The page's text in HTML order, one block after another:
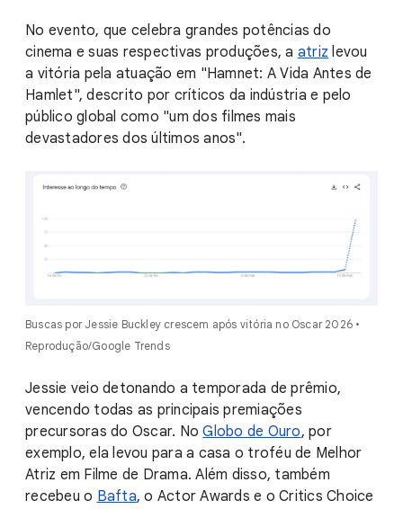
No evento, que celebra grandes potências do
cinema e suas respectivas produções, a atriz levou
a vitória pela atuação em "Hamnet: A Vida Antes de
Hamlet", descrito por críticos da indústria e pelo
público global como "um dos filmes mais
devastadores dos últimos anos".
Buscas por Jessie Buckley crescem após vitória no Oscar 2026 •
Reprodução/Google Trends
Jessie veio detonando a temporada de prêmio,
vencendo todas as principais premiações
precursoras do Oscar. NoGlobo de Ouro, por
exemplo, ela levou para a casa o troféu de Melhor
Atriz em Filme de Drama. Além disso, também
recebeu o Bafta, o Actor Awards e o Critics Choice